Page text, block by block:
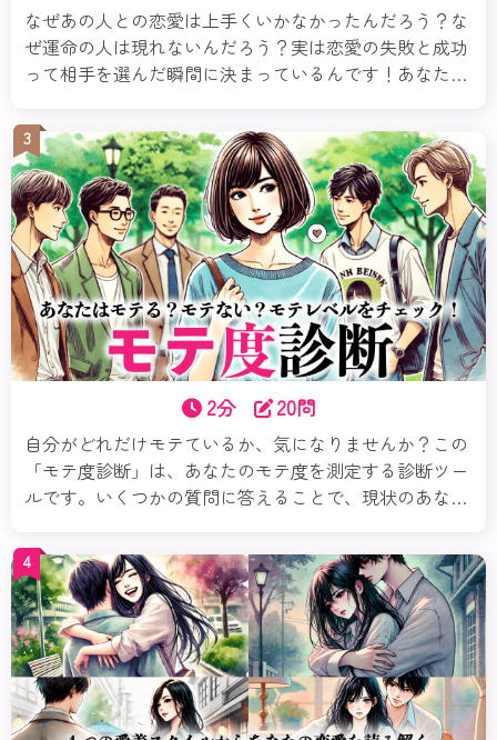
なぜあの人との恋愛は上手くいかなかったんだろう？な
ぜ運命の人は現れないんだろう？実は恋愛の失敗と成功
って相手を選んだ瞬間に決まっているんです！あなたは
いますか？恋愛で失敗しないためにはその相性が何より
も大事！この診断ではあなたの性格に合った相性タイプ
がわかります。今すぐチェックしてみましょう。
3
2分 20問
自分がどれだけモテているか、気になりませんか？この
「モテ度診断」は、あなたのモテ度を測定する診断ツー
ルです。いくつかの質問に答えることで、現状のあなた
など「モテ」というテーマを多角的に分析＆アドバイス
します。さあ、自分の魅力を再発見してみましょう！
4